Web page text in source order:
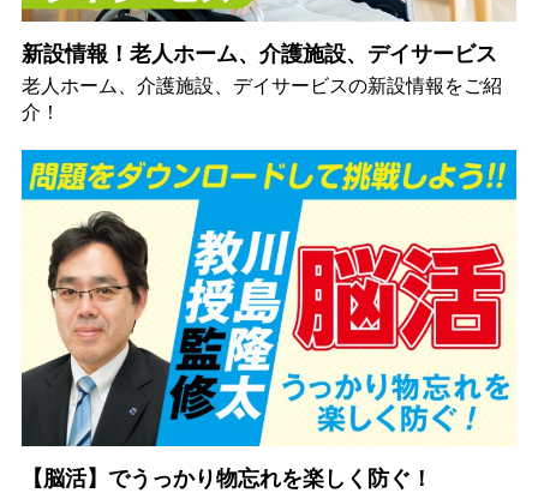
新設情報！老人ホーム、介護施設、デイサービス
老人ホーム、介護施設、デイサービスの新設情報をご紹
介！
【脳活】でうっかり物忘れを楽しく防ぐ！